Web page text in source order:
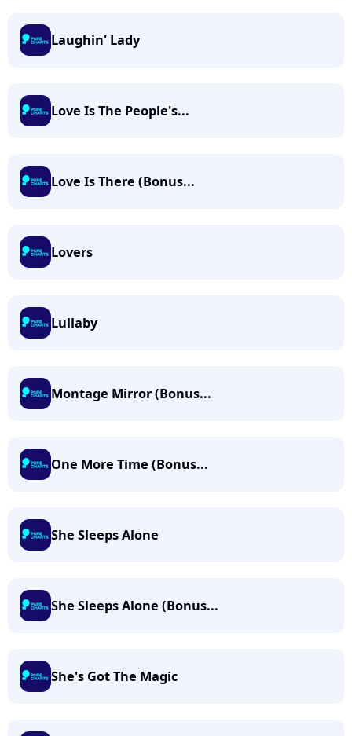
Laughin' Lady
Love Is The People's...
Love Is There (Bonus...
Lovers
Lullaby
Montage Mirror (Bonus...
One More Time (Bonus...
She Sleeps Alone
She Sleeps Alone (Bonus...
She's Got The Magic